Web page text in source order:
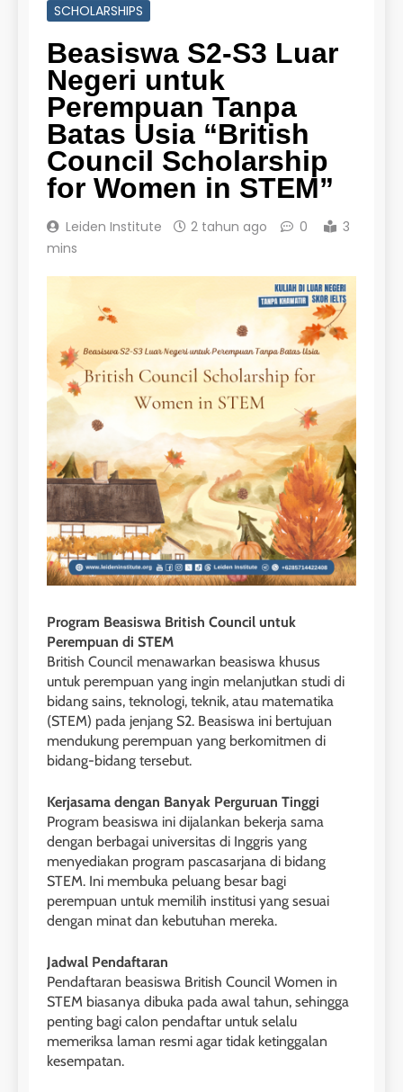
SCHOLARSHIPS
Beasiswa S2-S3 Luar
Negeri untuk
Perempuan Tanpa
Batas Usia “British
Council Scholarship
for Women in STEM”
Leiden Institute 2 tahun ago 0
3
mins
Program Beasiswa British Council untuk
Perempuan di STEM
British Council menawarkan beasiswa khusus
untuk perempuan yang ingin melanjutkan studi di
bidang sains, teknologi, teknik, atau matematika
(STEM) pada jenjang S2. Beasiswa ini bertujuan
mendukung perempuan yang berkomitmen di
bidang-bidang tersebut.
Kerjasama dengan Banyak Perguruan Tinggi
Program beasiswa ini dijalankan bekerja sama
dengan berbagai universitas di Inggris yang
menyediakan program pascasarjana di bidang
STEM. Ini membuka peluang besar bagi
perempuan untuk memilih institusi yang sesuai
dengan minat dan kebutuhan mereka.
Jadwal Pendaftaran
Pendaftaran beasiswa British Council Women in
STEM biasanya dibuka pada awal tahun, sehingga
penting bagi calon pendaftar untuk selalu
memeriksa laman resmi agar tidak ketinggalan
kesempatan.